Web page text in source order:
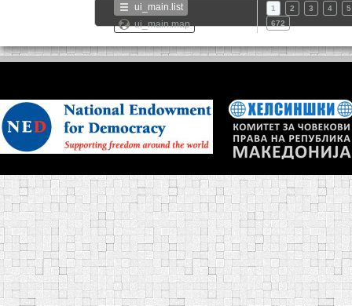
ui_main.list
ui_main.map
1 2 3 4
5
672